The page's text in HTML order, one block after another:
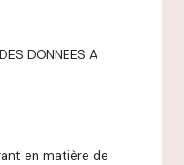
DONNEES A
en matière de